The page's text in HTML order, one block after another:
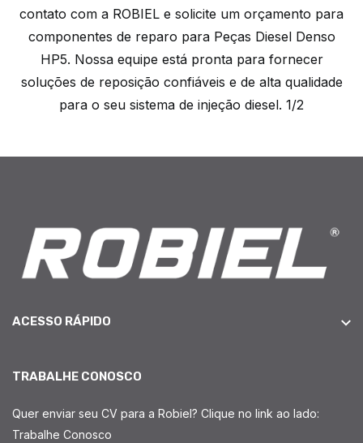
contato com a ROBIEL e solicite um orçamento para
componentes de reparo para Peças Diesel Denso
HP5. Nossa equipe está pronta para fornecer
soluções de reposição confiáveis e de alta qualidade
para o seu sistema de injeção diesel. 1/2
ACESSO RÁPIDO
TRABALHE CONOSCO
Quer enviar seu CV para a Robiel? Clique no link ao lado:
Trabalhe Conosco